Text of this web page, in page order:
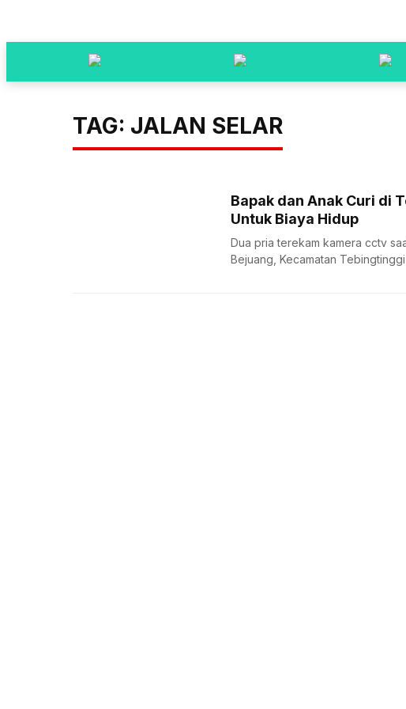
TAG: JALAN SELAR
Bapak dan Anak Curi di
Untuk Biaya Hidup
Dua pria terekam kamera cctv
Bejuang, Kecamatan Tebingtinggi